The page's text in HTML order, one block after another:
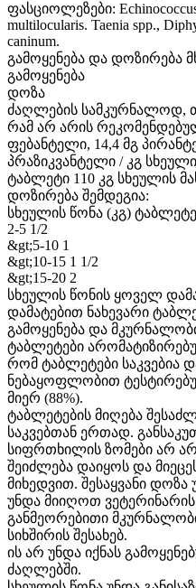
ფასციოლეზები: Echinococcus
multilocularis. Taenia spp.,
caninum.
გამოყენება და
გამოყენება
დოზა
ძაღლების სამკურნალოდ,
რამ არ არის
ფებანტელი, 14,4 მგ
პრაზიკვანტელი / კგ
ტაბლეტი 110 კგ სხეულის
დოზირება შემდეგია:
სხეულის წონა (კგ)
2-5 1/2
&gt;5-10 1
&gt;10-15 1 1/2
&gt;15-20 2
სხეულის წონის ყოველ
დამატებით ნახევარი
გამოყენება და
ტაბლეტები
რომ ტაბლეტები საკვებია
ნებაყოფლობით
მიერ (88%).
ტაბლეტების მიღება
საკვებთან ერთად.
სიფრთხილის ზომები არ
შეიძლება დაიყოს და
მიხედვით. შესაყვანი
უნდა მიიღოთ
განმეორებითი
სიხშირის შესახებ.
ის არ უნდა იქნას
ძაღლებში.